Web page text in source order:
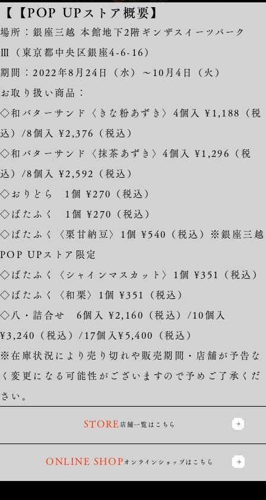
【【POP UPストア概要】
場所：銀座三越 本館地下2階ギンザスイーツパーク
Ⅲ（東京都中央区銀座4-6-16）
期間：2022年8月24日（水）〜10月4日（火）
お取り扱い商品：
◇和バターサンド〈きな粉あずき〉4個入 ¥1,188（税
込）/8個入 ¥2,376（税込）
◇和バターサンド〈抹茶あずき〉4個入 ¥1,296（税
込）/8個入 ¥2,592（税込）
◇おりどら 1個 ¥270（税込）
◇ばたふく 1個 ¥270（税込）
◇ばたふく〈栗甘納豆〉1個 ¥540（税込）※銀座三越
POP UPストア限定
◇ばたふく〈シャインマスカット〉1個 ¥351（税込）
◇ばたふく〈和栗〉1個 ¥351（税込）
◇八・詰合せ 6個入 ¥2,160（税込）/10個入
¥3,240（税込）/17個入¥5,400（税込）
※在庫状況により売り切れや販売期間・店舗が予告な
く変更になる可能性がございますので予めご了承くだ
さい。
STORE店舗一覧はこちら
ONLINE SHOPオンラインショップは こちら